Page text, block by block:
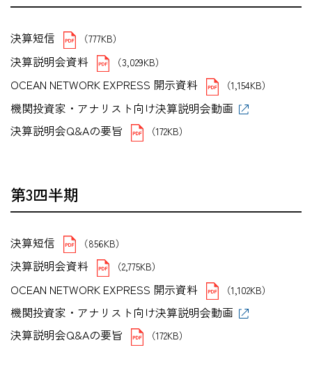
決算短信 （777KB）
決算説明会資料 （3,029KB）
OCEAN NETWORK EXPRESS 開示資料 （1,154KB）
機関投資家・アナリスト向け決算説明会動画
決算説明会Q&Aの要旨
（172KB）
第3四半期
決算短信 （856KB）
決算説明会資料 （2,775KB）
OCEAN NETWORK EXPRESS 開示資料 （1,102KB）
機関投資家・アナリスト向け決算説明会動画
決算説明会Q&Aの要旨
（172KB）